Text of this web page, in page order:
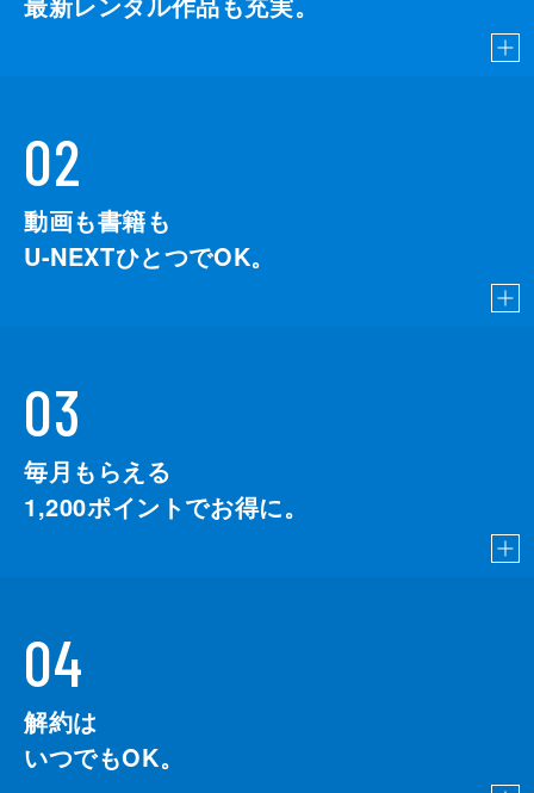
02
動画も書籍も
U-NEXTひとつでOK。
03
毎月もらえる
1,200ポイントでお得に。
04
解約は
いつでもOK。